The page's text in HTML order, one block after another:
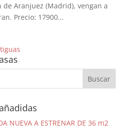
de Aranjuez (Madrid), vengan a
Precio: 17900...
NUEVA A ESTRENAR DE 36 m2